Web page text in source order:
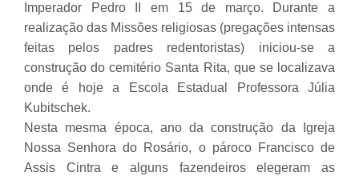
Imperador Pedro II em 15 de março. Durante a
realização das Missões religiosas (pregações intensas
feitas pelos padres redentoristas) iniciou-se a
construção do cemitério Santa Rita, que se localizava
onde é hoje a Escola Estadual Professora Júlia
Kubitschek.
Nesta mesma época, ano da construção da Igreja
Nossa Senhora do Rosário, o pároco Francisco de
Assis Cintra e alguns fazendeiros elegeram as